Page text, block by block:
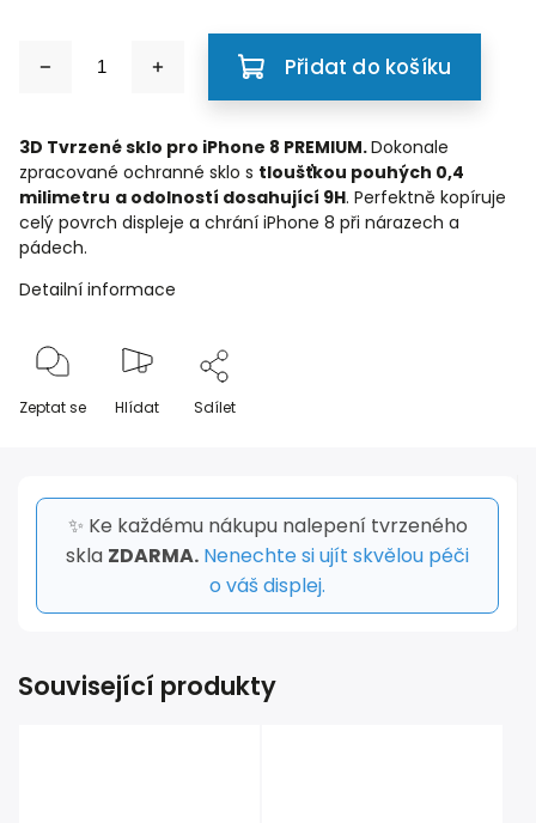
Přidat do košíku
3D Tvrzené sklo pro iPhone 8 PREMIUM.Dokonale
zpracované ochranné sklo s tloušťkou pouhých 0,4
milimetru a odolností dosahující 9H. Perfektně kopíruje
celý povrch displeje a chrání iPhone 8 při nárazech a
pádech.
Detailní informace
Zeptat se Hlídat Sdílet
✨ Ke každému nákupu nalepení tvrzeného
skla ZDARMA. Nenechte si ujít skvělou péči
o váš displej.
Související produkty